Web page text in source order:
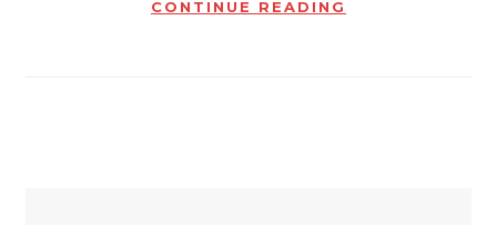
CONTINUE READING